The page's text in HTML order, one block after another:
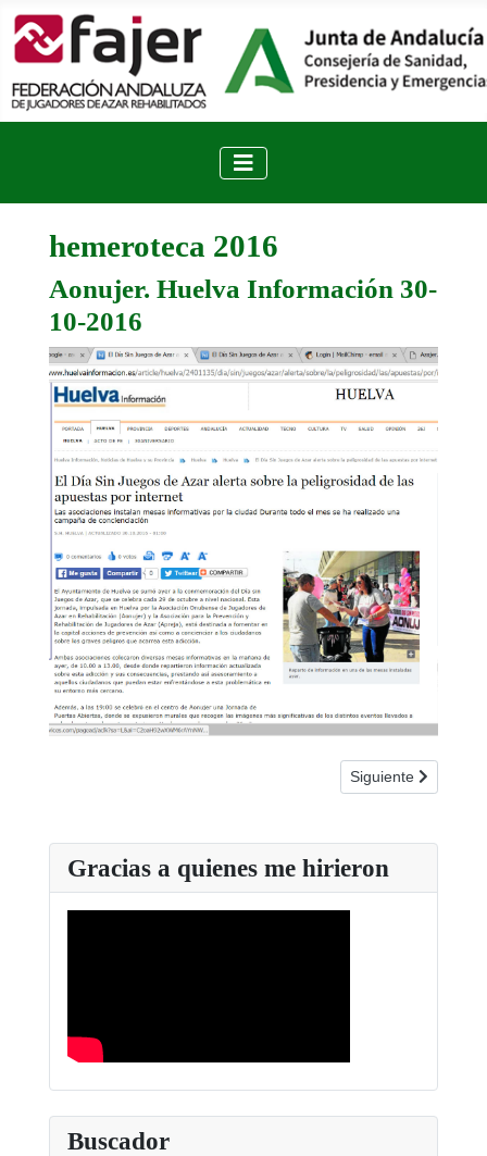
hemeroteca 2016
Aonujer. Huelva Información 30-
10-2016
Artículo siguiente:
Siguiente
Gracias a quienes me hirieron
Buscador